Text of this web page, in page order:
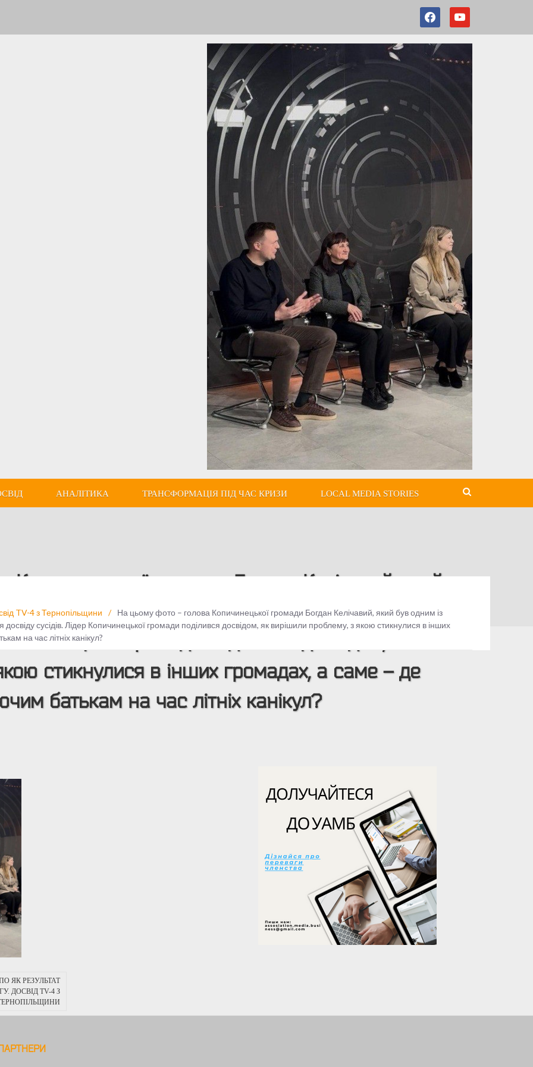
АНАЛІТИКА ТРАНСФОРМАЦІЯ ПІД ЧАС КРИЗИ LOCAL MEDIA STORIES
громади Богдан Келічавий, який
шоу. Важлива частина рішення – вивчення
громади поділився досвідом, як
стикнулися в інших громадах, а саме – де
батькам на час літніх канікул?
TV-4 з Тернопільщини /
На цьому фото – голова Копичинецької громади Богдан Келічавий, який був одним із
сусідів. Лідер Копичинецької громади поділився досвідом, як вирішили проблему, з якою стикнулися в інших
на час літніх канікул?
ЯК РЕЗУЛЬТАТ
ДОСВІД TV-4 З